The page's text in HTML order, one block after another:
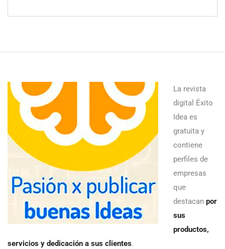
La revista
digital Éxito
Idea es
gratuita y
contiene
perfiles de
empresas
que
destacan por
sus
productos,
servicios y dedicación a sus clientes.